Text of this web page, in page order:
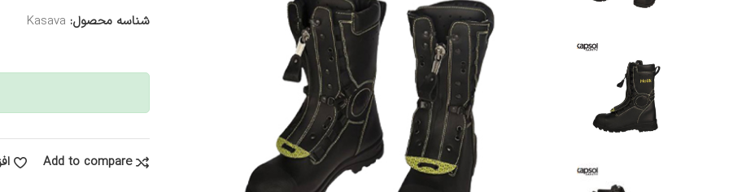
شناسه محصول: Kasava
Add to compare